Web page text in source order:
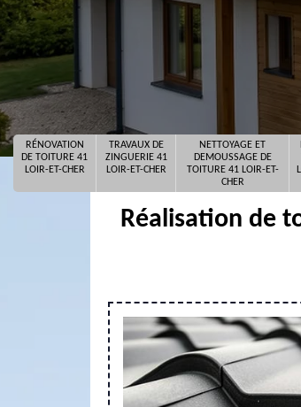
RÉNOVATION
DE TOITURE 41
LOIR-ET-CHER
TRAVAUX DE
ZINGUERIE 41
LOIR-ET-CHER
NETTOYAGE ET
DEMOUSSAGE DE
TOITURE 41 LOIR-ET-
CHER
Réalisation de